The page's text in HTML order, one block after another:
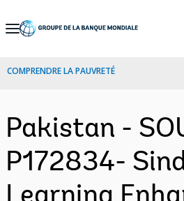
Skip
Navigation
COMPRENDRE LA PAUVRETÉ
Pakistan -
P172834-